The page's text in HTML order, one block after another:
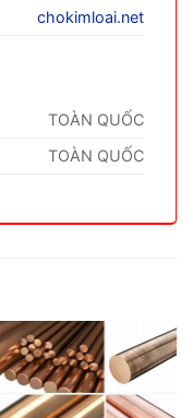
chokimloai.net
TOÀN QUỐC
TOÀN QUỐC